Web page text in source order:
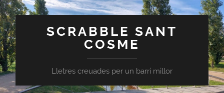
SCRABBLE SANT
COSME
Lletres creuades per un barri millor